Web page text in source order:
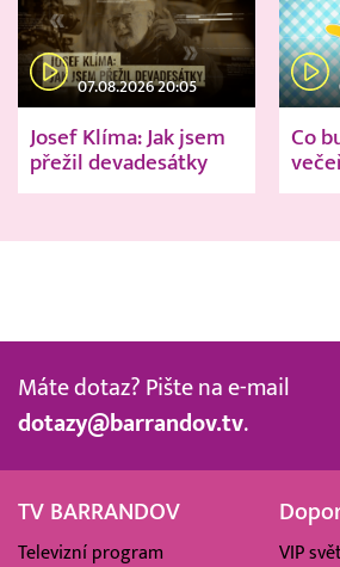
07.08.2026 20:05
Josef Klíma: Jak jsem
přežil devadesátky
Co
Máte dotaz? Pište na e-mail
dotazy@barrandov.tv.
TV BARRANDOV
Televizní program
VIP